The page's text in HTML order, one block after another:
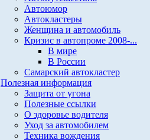
Автоюмор
Автокластеры
Женщина и автомобиль
Кризис в автопроме 2008-...
В мире
В России
Самарский автокластер
Полезная информация
Защита от угона
Полезные ссылки
О здоровье водителя
Уход за автомобилем
Техника вождения